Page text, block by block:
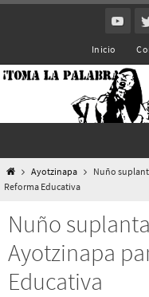
Inicio
InicioAyotzinapa
Nuño
Reforma Educativa
Nuño
Ayotzinapa
Educativa